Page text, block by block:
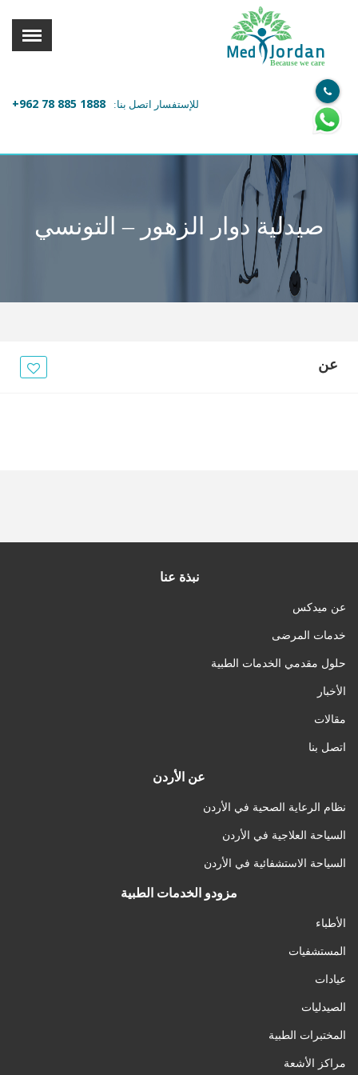
X
معلومات المستخدم
الرئيسة
Med Jordan
Because we care
للإستفسار اتصل بنا: +962 78 885 1888
صيدلية دوار الزهور – التونسي
عن
نبذة عنا
عن ميدكس
خدمات المرضى
حلول مقدمي الخدمات الطبية
الأخبار
مقالات
اتصل بنا
عن الأردن
نظام الرعاية الصحية في الأردن
السياحة العلاجية في الأردن
السياحة الاستشفائية في الأردن
مزودو الخدمات الطبية
الأطباء
المستشفيات
عيادات
الصيدليات
المختبرات الطبية
مراكز الأشعة